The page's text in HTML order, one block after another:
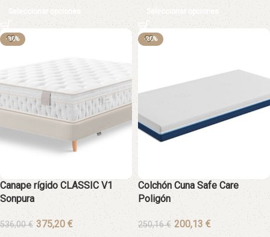
Seleccionar opciones Seleccionar opciones
-30%
Canape rígido CLASSIC V1
Sonpura
536,00€ €
-20%
Colchón Cuna Safe Care
Poligón
250,16€ €